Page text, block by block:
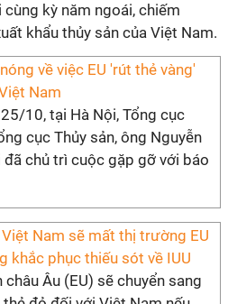
cùng kỳ năm ngoái, chiếm
khẩu thủy sản của Việt Nam.
về việc EU 'rút thẻ vàng'
Nam
10, tại Hà Nội, Tổng cục
cục Thủy sản, ông Nguyễn
đã chủ trì cuộc gặp gỡ với báo
Nam sẽ mất thị trường EU
khắc phục thiếu sót về IUU
châu Âu (EU) sẽ chuyển sang